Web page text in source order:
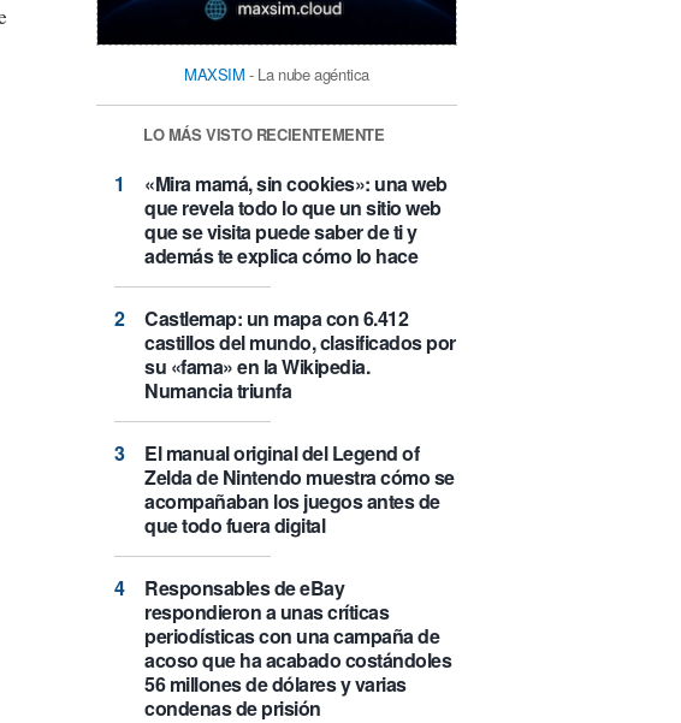
MAXSIM - La nube agéntica
LO MÁS VISTO RECIENTEMENTE
«Mira mamá, sin cookies»: una web
que revela todo lo que un sitio web
que se visita puede saber de ti y
además te explica cómo lo hace
Castlemap: un mapa con 6.412
castillos del mundo, clasificados por
su «fama» en la Wikipedia.
Numancia triunfa
El manual original del Legend of
Zelda de Nintendo muestra cómo se
acompañaban los juegos antes de
que todo fuera digital
Responsables de eBay
respondieron a unas críticas
periodísticas con una campaña de
acoso que ha acabado costándoles
56 millones de dólares y varias
condenas de prisión